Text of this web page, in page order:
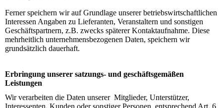
Ferner speichern wir auf Grundlage unserer betriebswirtschaftlichen
Interessen Angaben zu Lieferanten, Veranstaltern und sonstigen
Geschäftspartnern, z.B. zwecks späterer Kontaktaufnahme. Diese
mehrheitlich unternehmensbezogenen Daten, speichern wir
grundsätzlich dauerhaft.
Erbringung unserer satzungs- und geschäftsgemäßen
Leistungen
Wir verarbeiten die Daten unserer Mitglieder, Unterstützer,